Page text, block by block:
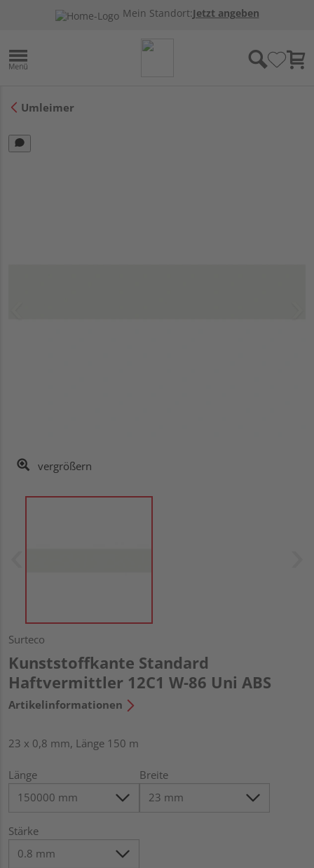
Mein Standort:Jetzt angeben
Umleimer
vergrößern
Surteco
Kunststoffkante Standard
Haftvermittler 12C1 W-86 Uni ABS
Artikelinformationen
23 x 0,8 mm, Länge 150 m
Länge Breite
Stärke